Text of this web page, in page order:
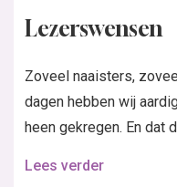
Lezerswensen
Zoveel naaisters,
dagen hebben wij
heen gekregen. En dat
Lees verder